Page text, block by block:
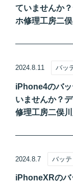
ていませんか
ホ修理工房二
2024.8.11 バッ
iPhone4のバ
いませんか？
修理工房二俣
2024.8.7 バッ
iPhoneXRのバ